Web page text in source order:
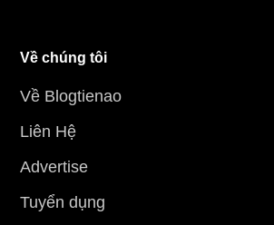
Về chúng tôi
Về Blogtienao
Liên Hệ
Advertise
Tuyển dụng